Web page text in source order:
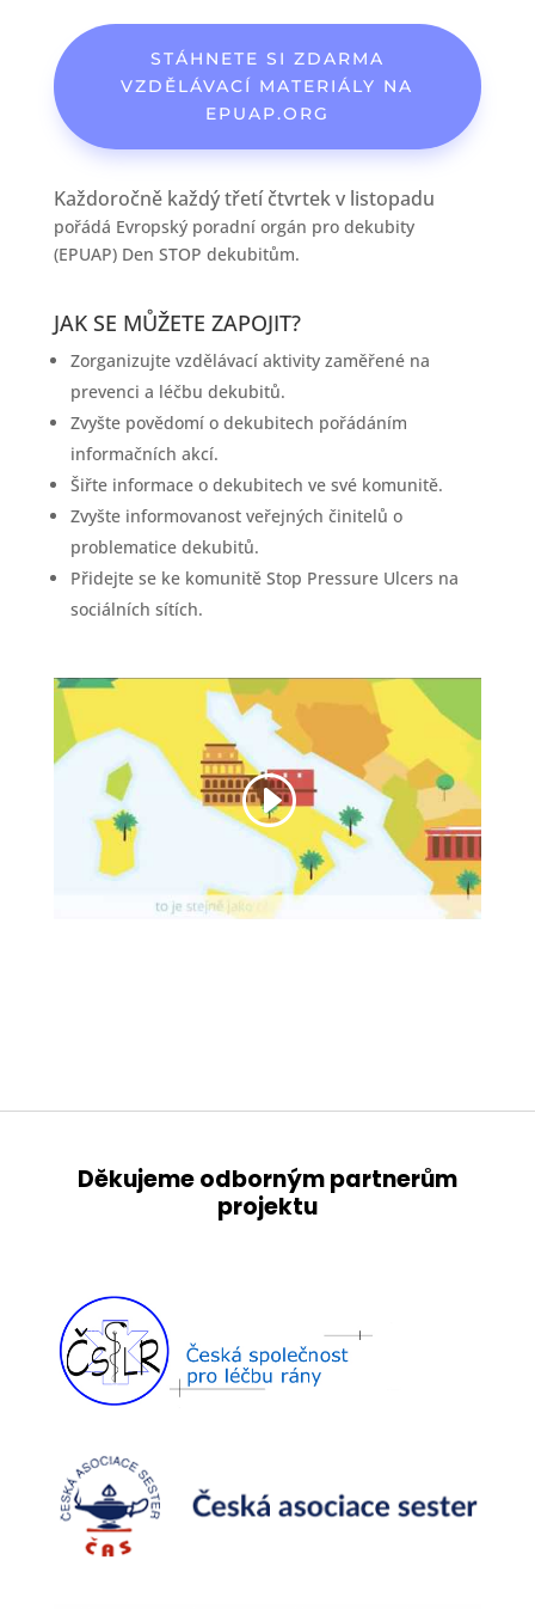
STÁHNETE SI ZDARMA
VZDĚLÁVACÍ MATERIÁLY NA
EPUAP.ORG
Každoročně každý třetí čtvrtek v listopadu
pořádá Evropský poradní orgán pro dekubity
(EPUAP) Den STOP dekubitům.
JAK SE MŮŽETE ZAPOJIT?
Zorganizujte vzdělávací aktivity zaměřené na
prevenci a léčbu dekubitů.
Zvyšte povědomí o dekubitech pořádáním
informačních akcí.
Šiřte informace o dekubitech ve své komunitě.
Zvyšte informovanost veřejných činitelů o
problematice dekubitů.
Přidejte se ke komunitě Stop Pressure Ulcers na
sociálních sítích.
Děkujeme odborným partnerům
projektu